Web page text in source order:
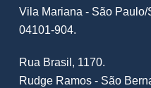
Vila Mariana - São Paulo/
04101-904.
Rua Brasil, 1170.
Rudge Ramos - São